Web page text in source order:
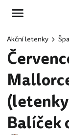
Akční letenky
Balíček